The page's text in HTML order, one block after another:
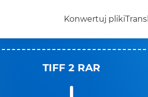
Konwertuj pliki
TIFF 2 RAR